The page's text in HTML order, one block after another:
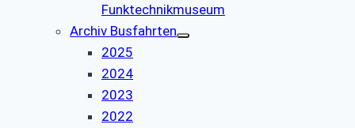
Funktechnikmuseum
Archiv Busfahrten
2025
2024
2023
2022